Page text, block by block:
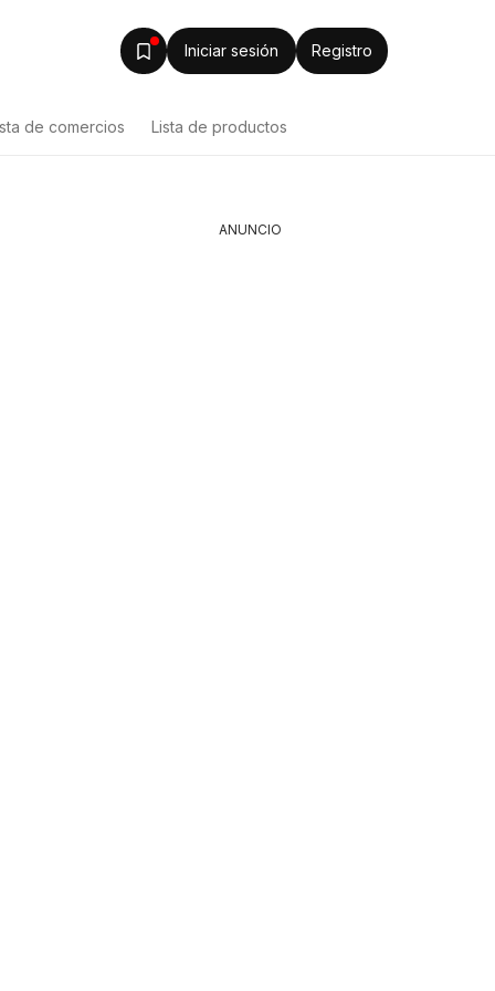
Iniciar sesión Registro
de comercios Lista de productos
ANUNCIO